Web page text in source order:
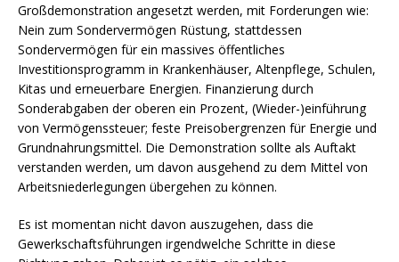
Großdemonstration angesetzt werden, mit Forderungen wie:
Nein zum Sondervermögen Rüstung, stattdessen
Sondervermögen für ein massives öffentliches
Investitionsprogramm in Krankenhäuser, Altenpflege, Schulen,
Kitas und erneuerbare Energien. Finanzierung durch
Sonderabgaben der oberen ein Prozent, (Wieder-)einführung
von Vermögenssteuer; feste Preisobergrenzen für Energie und
Grundnahrungsmittel. Die Demonstration sollte als Auftakt
verstanden werden, um davon ausgehend zu dem Mittel von
Arbeitsniederlegungen übergehen zu können.
Es ist momentan nicht davon auszugehen, dass die
Gewerkschaftsführungen irgendwelche Schritte in diese